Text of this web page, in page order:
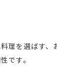
理を選ばす
です。